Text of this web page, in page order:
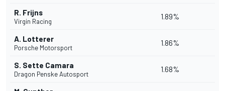
R. Frijns
Virgin Racing
1.89%
A. Lotterer
Porsche Motorsport
1.86%
S. Sette Camara
Dragon Penske Autosport
1.68%